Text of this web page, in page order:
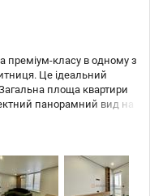
преміум-класу в одному з
Це ідеальний
Загальна площа квартири
панорамний вид на
стилі — після
дві окремі світлі
балкон - ідеальний для
Квартира повністю